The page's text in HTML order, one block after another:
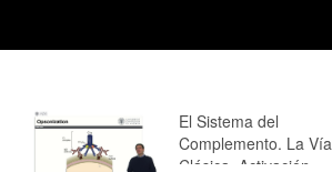
El Sistema del
Complemento. La Vía
Clásica. Activación